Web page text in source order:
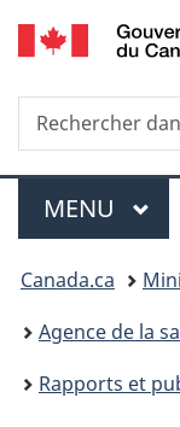
Rechercher
dans
Menu
MENU
Vous
êtes
ici :
Canada.ca
Agence de la
Rapports et